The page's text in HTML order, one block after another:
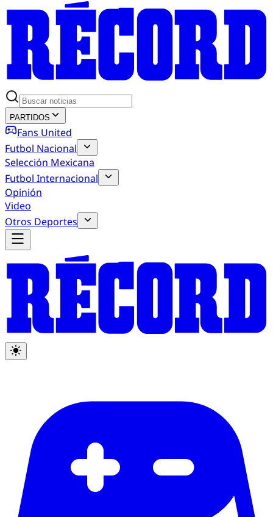
PARTIDOS
Fans United
Futbol Nacional
Selección Mexicana
Futbol Internacional
Opinión
Video
Otros Deportes